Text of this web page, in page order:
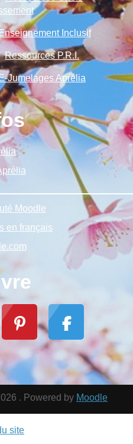
Enseignement Inclusif
Ressources P.R.I.
Jumelages Aprélia
Moodle
en français
. Powered by Moodle
site